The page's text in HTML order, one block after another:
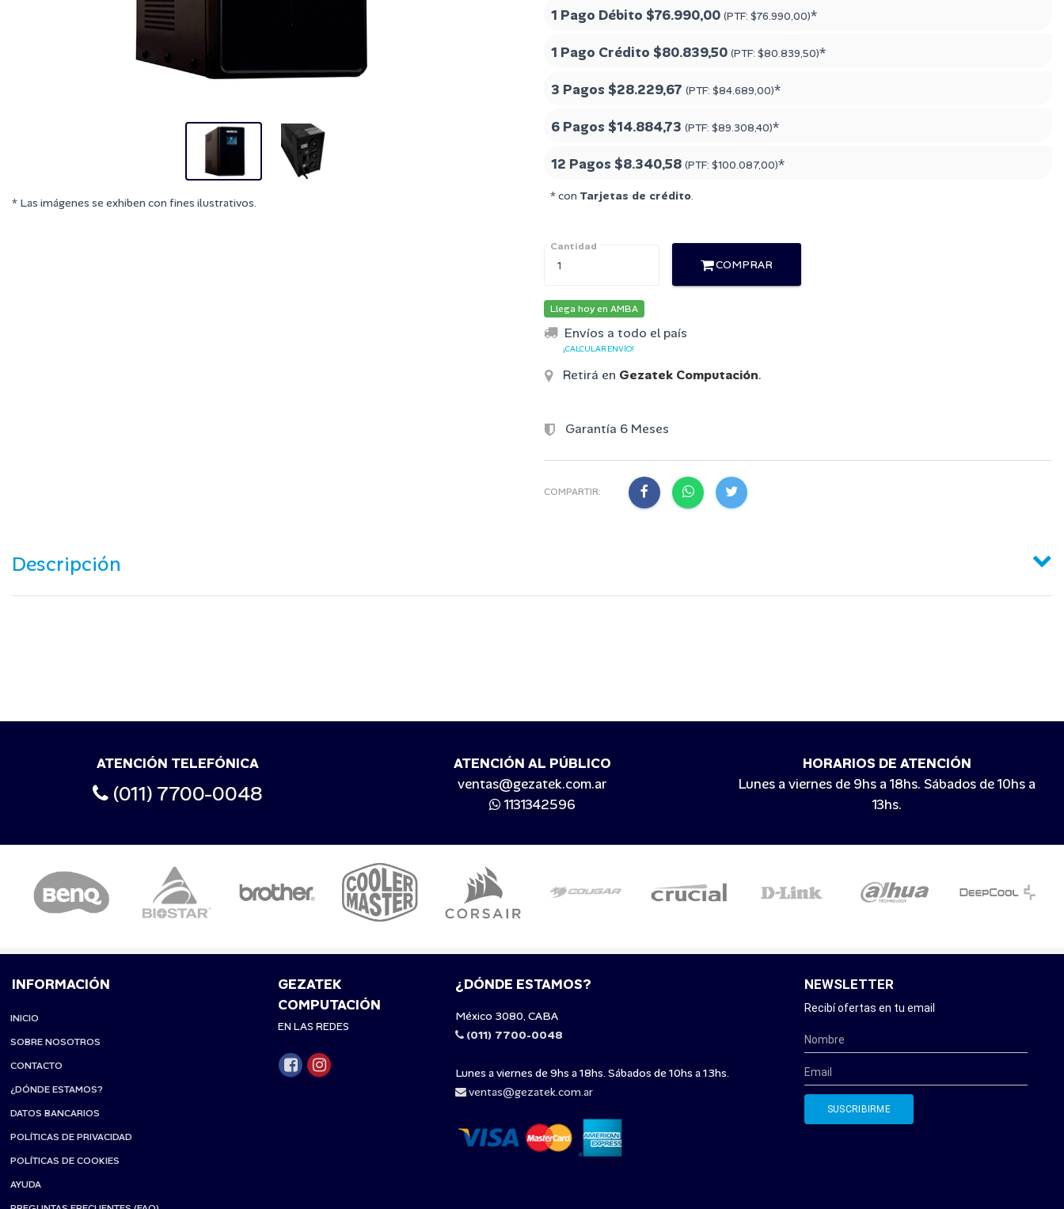
* Las imágenes se exhiben con fines ilustrativos.
1 Pago Débito $76.990,00 (PTF: $76.990,00)*
1 Pago Crédito $80.839,50 (PTF: $80.839,50)*
3 Pagos $28.229,67 (PTF: $84.689,00)*
6 Pagos $14.884,73 (PTF: $89.308,40)*
12 Pagos $8.340,58 (PTF: $100.087,00)*
* con Tarjetas de crédito
Cantidad
COMPRAR
Llega hoy en AMBA
Envíos a todo el país
¡CALCULAR ENVÍO!
Retirá en Gezatek Computación.
Garantía 6 Meses
COMPARTIR:
Descripción
ATENCIÓN TELEFÓNICA
(011) 7700-0048
ATENCIÓN AL PÚBLICO
ventas@gezatek.com.ar
1131342596
HORARIOS DE ATENCIÓN
Lunes a viernes de 9hs a 18hs. Sábados de 10hs a
13hs.
INFORMACIÓN
INICIO
SOBRE NOSOTROS
CONTACTO
¿DÓNDE ESTAMOS?
DATOS BANCARIOS
POLÍTICAS DE PRIVACIDAD
POLÍTICAS DE COOKIES
AYUDA
GEZATEK
COMPUTACIÓN
EN LAS REDES
¿DÓNDE ESTAMOS?
México 3080, CABA
(011) 7700-0048
Lunes a viernes de 9hs a 18hs. Sábados de 10hs a 13hs.
ventas@gezatek.com.ar
NEWSLETTER
Recibí ofertas en tu email